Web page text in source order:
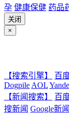
孕 健康保健 药品
关闭
×
【搜索引擎】 百
Dogpile AOL
【新闻搜索】
百
搜新闻 Google新闻